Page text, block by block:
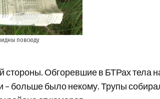
повсюду
стороны. Обгоревшие в БТРах тела
– больше было некому. Трупы